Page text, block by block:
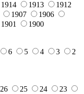
1914 1913
1912
1907
1906
1901 1900
6 5 4 3
2
26 25 24
23